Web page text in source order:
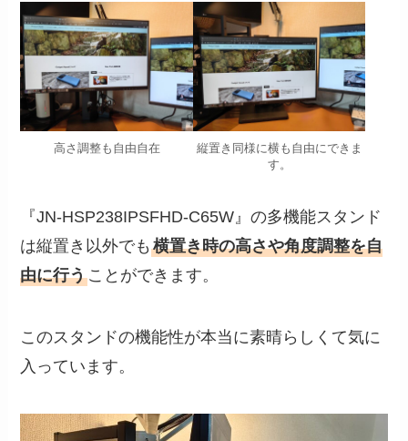
高さ調整も自由自在
縦置き同様に横も自由にできま
す。
『JN-HSP238IPSFHD-C65W』の多機能スタンド
は縦置き以外でも横置き時の高さや角度調整を自
由に行うことができます。
このスタンドの機能性が本当に素晴らしくて気に
入っています。